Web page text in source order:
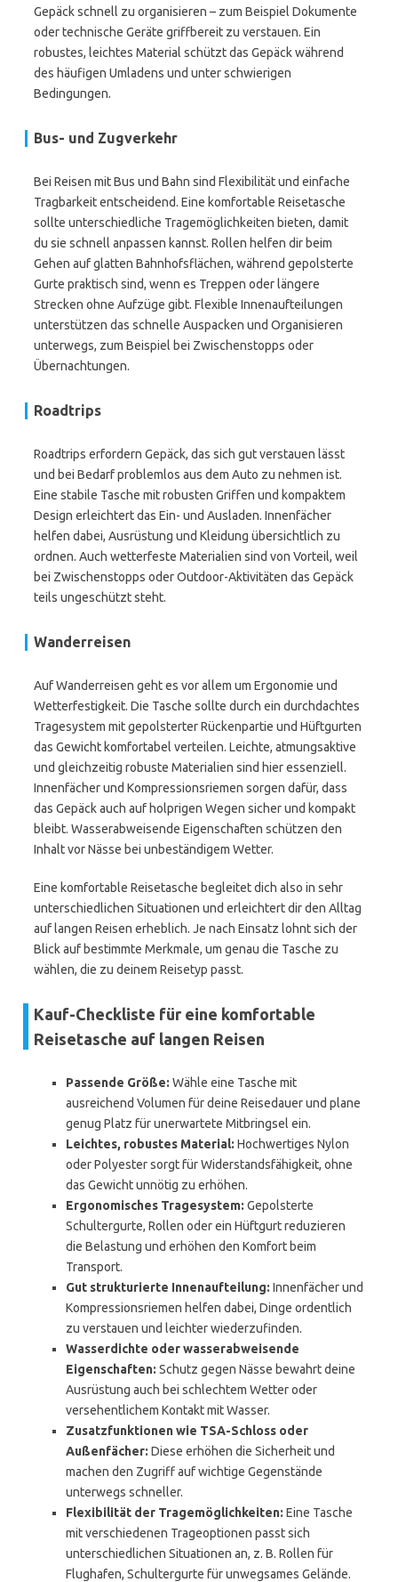
Gepäck schnell zu organisieren – zum Beispiel Dokumente
oder technische Geräte griffbereit zu verstauen. Ein
robustes, leichtes Material schützt das Gepäck während
des häufigen Umladens und unter schwierigen
Bedingungen.
Bus- und Zugverkehr
Bei Reisen mit Bus und Bahn sind Flexibilität und einfache
Tragbarkeit entscheidend. Eine komfortable Reisetasche
sollte unterschiedliche Tragemöglichkeiten bieten, damit
du sie schnell anpassen kannst. Rollen helfen dir beim
Gehen auf glatten Bahnhofsflächen, während gepolsterte
Gurte praktisch sind, wenn es Treppen oder längere
Strecken ohne Aufzüge gibt. Flexible Innenaufteilungen
unterstützen das schnelle Auspacken und Organisieren
unterwegs, zum Beispiel bei Zwischenstopps oder
Übernachtungen.
Roadtrips
Roadtrips erfordern Gepäck, das sich gut verstauen lässt
und bei Bedarf problemlos aus dem Auto zu nehmen ist.
Eine stabile Tasche mit robusten Griffen und kompaktem
Design erleichtert das Ein- und Ausladen. Innenfächer
helfen dabei, Ausrüstung und Kleidung übersichtlich zu
ordnen. Auch wetterfeste Materialien sind von Vorteil, weil
bei Zwischenstopps oder Outdoor-Aktivitäten das Gepäck
teils ungeschützt steht.
Wanderreisen
Auf Wanderreisen geht es vor allem um Ergonomie und
Wetterfestigkeit. Die Tasche sollte durch ein durchdachtes
Tragesystem mit gepolsterter Rückenpartie und Hüftgurten
das Gewicht komfortabel verteilen. Leichte, atmungsaktive
und gleichzeitig robuste Materialien sind hier essenziell.
Innenfächer und Kompressionsriemen sorgen dafür, dass
das Gepäck auch auf holprigen Wegen sicher und kompakt
bleibt. Wasserabweisende Eigenschaften schützen den
Inhalt vor Nässe bei unbeständigem Wetter.
Eine komfortable Reisetasche begleitet dich also in sehr
unterschiedlichen Situationen und erleichtert dir den Alltag
auf langen Reisen erheblich. Je nach Einsatz lohnt sich der
Blick auf bestimmte Merkmale, um genau die Tasche zu
wählen, die zu deinem Reisetyp passt.
Kauf-Checkliste für eine komfortable
Reisetasche auf langen Reisen
Passende Größe: Wähle eine Tasche mit
ausreichend Volumen für deine Reisedauer und plane
genug Platz für unerwartete Mitbringsel ein.
Leichtes, robustes Material: Hochwertiges Nylon
oder Polyester sorgt für Widerstandsfähigkeit, ohne
das Gewicht unnötig zu erhöhen.
Ergonomisches Tragesystem: Gepolsterte
Schultergurte, Rollen oder ein Hüftgurt reduzieren
die Belastung und erhöhen den Komfort beim
Transport.
Gut strukturierte Innenaufteilung: Innenfächer und
Kompressionsriemen helfen dabei, Dinge ordentlich
zu verstauen und leichter wiederzufinden.
Wasserdichte oder wasserabweisende
Eigenschaften: Schutz gegen Nässe bewahrt deine
Ausrüstung auch bei schlechtem Wetter oder
versehentlichem Kontakt mit Wasser.
Zusatzfunktionen wie TSA-Schloss oder
Außenfächer: Diese erhöhen die Sicherheit und
machen den Zugriff auf wichtige Gegenstände
unterwegs schneller.
Flexibilität der Tragemöglichkeiten: Eine Tasche
mit verschiedenen Trageoptionen passt sich
unterschiedlichen Situationen an, z. B. Rollen für
Flughafen, Schultergurte für unwegsames Gelände.